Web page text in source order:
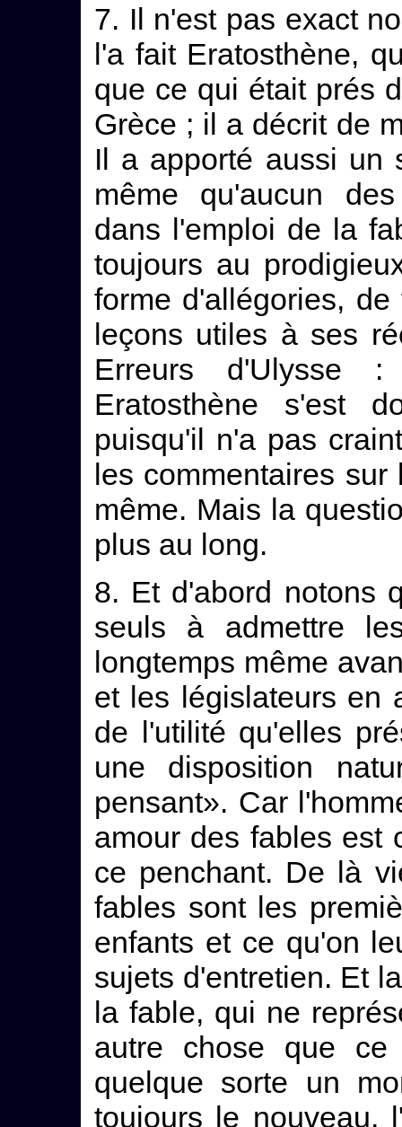
7. Il n'est pas exact
l'a fait Eratosthène,
que ce qui était prés
Grèce ; il a décrit de
Il a apporté aussi un
même qu'aucun
dans l'emploi de la
toujours au
forme d'allégories,
leçons utiles à ses
Erreurs d'Ulysse
Eratosthène s'est
puisqu'il n'a pas
les commentaires sur
même. Mais la
plus au long.
8. Et d'abord notons
seuls à admettre
longtemps même
et les législateurs en
de l'utilité qu'elles
une disposition
pensant». Car
amour des fables est
ce penchant. De là
fables sont les
enfants et ce qu'on
sujets d'entretien. Et
la fable, qui ne
autre chose que
quelque sorte un
toujours le nouveau,